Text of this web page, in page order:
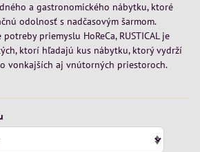
a gastronomického nábytku, ktoré
odolnosť s nadčasovým šarmom.
priemyslu HoReCa, RUSTICAL je
ktorí hľadajú kus nábytku, ktorý vydrží
vonkajších aj vnútorných priestoroch.